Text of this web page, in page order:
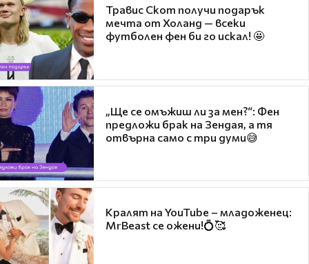
Травис Скот получи подарък
мечта от Холанд — всеки
футболен фен би го искал! 🤩
„Ще се омъжиш ли за мен?“: Фен
предложи брак на Зендая, а тя
отвърна само с три думи😅
Кралят на YouTube – младоженец:
MrBeast се ожени!💍🥰